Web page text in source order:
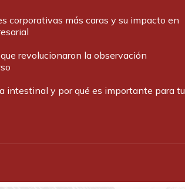
corporativas más caras y su impacto en
revolucionaron la observación
intestinal y por qué es importante para tu